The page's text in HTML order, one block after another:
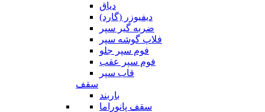
دیاق
دیفیوزر (گارد)
ضربه گیر سپر
فلاپ گوشه سپر
فوم سپر جلو
فوم سپر عقب
قاب سپر
سقف
باربند
سقف پانوراما